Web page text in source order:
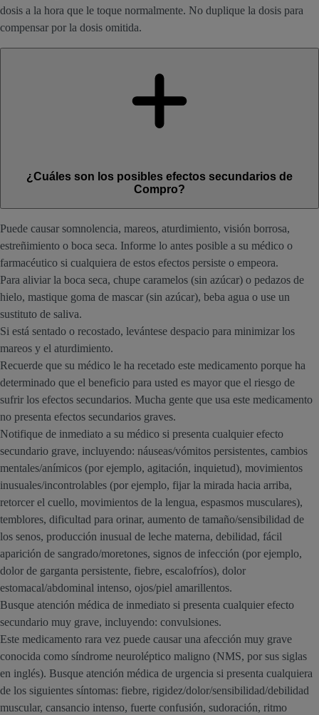
dosis a la hora que le toque normalmente. No duplique la dosis para
compensar por la dosis omitida.
¿Cuáles son los posibles efectos secundarios de
Compro?
Puede causar somnolencia, mareos, aturdimiento, visión borrosa,
estreñimiento o boca seca. Informe lo antes posible a su médico o
farmacéutico si cualquiera de estos efectos persiste o empeora.
Para aliviar la boca seca, chupe caramelos (sin azúcar) o pedazos de
hielo, mastique goma de mascar (sin azúcar), beba agua o use un
sustituto de saliva.
Si está sentado o recostado, levántese despacio para minimizar los
mareos y el aturdimiento.
Recuerde que su médico le ha recetado este medicamento porque ha
determinado que el beneficio para usted es mayor que el riesgo de
sufrir los efectos secundarios. Mucha gente que usa este medicamento
no presenta efectos secundarios graves.
Notifique de inmediato a su médico si presenta cualquier efecto
secundario grave, incluyendo: náuseas/vómitos persistentes, cambios
mentales/anímicos (por ejemplo, agitación, inquietud), movimientos
inusuales/incontrolables (por ejemplo, fijar la mirada hacia arriba,
retorcer el cuello, movimientos de la lengua, espasmos musculares),
temblores, dificultad para orinar, aumento de tamaño/sensibilidad de
los senos, producción inusual de leche materna, debilidad, fácil
aparición de sangrado/moretones, signos de infección (por ejemplo,
dolor de garganta persistente, fiebre, escalofríos), dolor
estomacal/abdominal intenso, ojos/piel amarillentos.
Busque atención médica de inmediato si presenta cualquier efecto
secundario muy grave, incluyendo: convulsiones.
Este medicamento rara vez puede causar una afección muy grave
conocida como síndrome neuroléptico maligno (NMS, por sus siglas
en inglés). Busque atención médica de urgencia si presenta cualquiera
de los siguientes síntomas: fiebre, rigidez/dolor/sensibilidad/debilidad
muscular, cansancio intenso, fuerte confusión, sudoración, ritmo